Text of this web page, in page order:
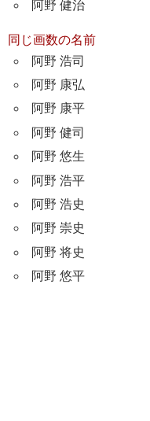
阿野 健治
同じ画数の名前
阿野 浩司
阿野 康弘
阿野 康平
阿野 健司
阿野 悠生
阿野 浩平
阿野 浩史
阿野 崇史
阿野 将史
阿野 悠平